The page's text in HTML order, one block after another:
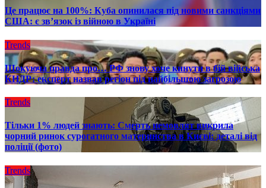
Це працює на 100%: Куба опинилася під новими санкціями
США: є зв’язок із війною в Україні
Trends
Шокуюча правда про… РФ знову хоче кинути в бій війська
КНДР: експерт назвав регіон під найбільшою загрозою
Trends
Тільки 1% людей знають: Смерть немовлят викрила
чорний ринок сурогатного материнства в Києві: деталі від
поліції (фото)
Trends